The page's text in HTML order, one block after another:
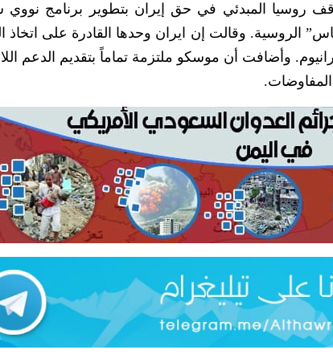
روسيا المبدئي في حق إيران بتطوير برنامج
الروسية. وقالت إن ايران وحدها القادرة على اتخاذ
وأضافت أن موسكو ملتزمة تماماً بتقديم الدعم